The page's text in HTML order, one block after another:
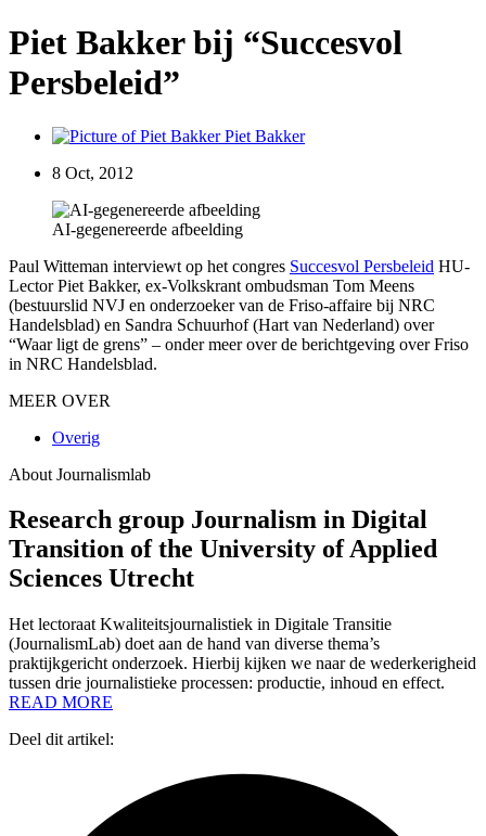
Piet Bakker bij “Succesvol
Persbeleid”
Piet Bakker
8 Oct, 2012
AI-gegenereerde afbeelding
Paul Witteman interviewt op het congres Succesvol Persbeleid HU-
Lector Piet Bakker, ex-Volkskrant ombudsman Tom Meens
(bestuurslid NVJ en onderzoeker van de Friso-affaire bij NRC
Handelsblad) en Sandra Schuurhof (Hart van Nederland) over
“Waar ligt de grens” – onder meer over de berichtgeving over Friso
in NRC Handelsblad.
MEER OVER
Overig
About Journalismlab
Research group Journalism in Digital
Transition of the University of Applied
Sciences Utrecht
Het lectoraat Kwaliteitsjournalistiek in Digitale Transitie
(JournalismLab) doet aan de hand van diverse thema’s
praktijkgericht onderzoek. Hierbij kijken we naar de wederkerigheid
tussen drie journalistieke processen: productie, inhoud en effect.
READ MORE
Deel dit artikel: